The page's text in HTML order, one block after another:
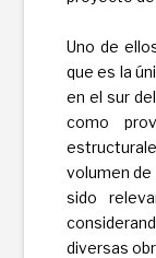
Uno de
que es la
en el sur
como
volumen de
sido
diversas